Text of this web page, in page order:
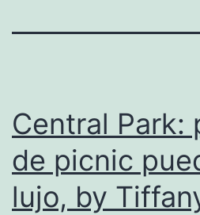
Central Park:
de picnic
lujo, by